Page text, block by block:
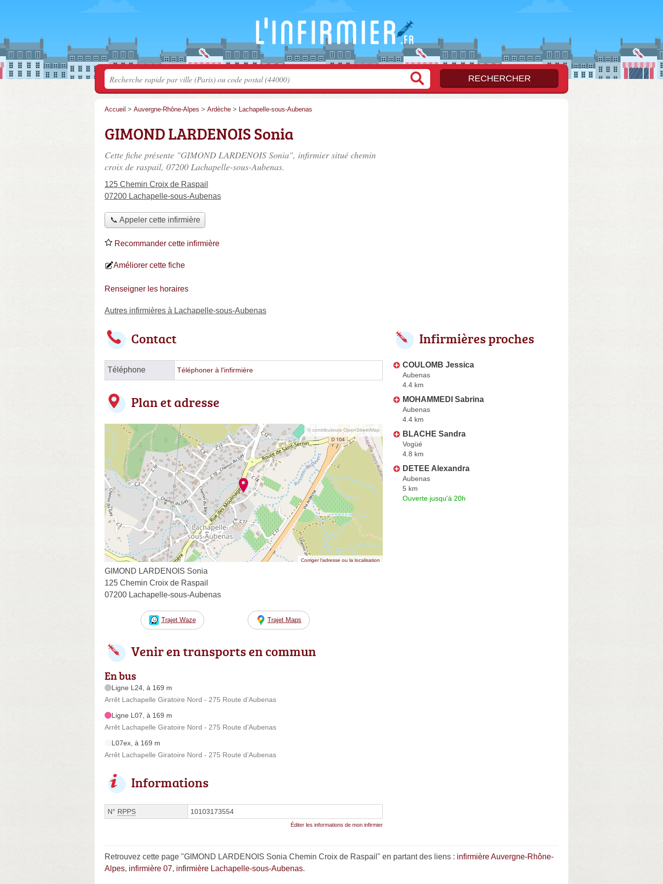
Accueil > Auvergne-Rhône-Alpes > Ardèche > Lachapelle-sous-Aubenas
GIMOND LARDENOIS Sonia
Cette fiche présente "GIMOND LARDENOIS Sonia", infirmier situé chemin
croix de raspail, 07200 Lachapelle-sous-Aubenas.
125 Chemin Croix de Raspail
07200 Lachapelle-sous-Aubenas
📞 Appeler cette infirmière
Recommander cette infirmière
Améliorer cette fiche
Renseigner les horaires
Autres infirmières à Lachapelle-sous-Aubenas
Contact
Téléphone Téléphoner à l'infirmière
Plan et adresse
© contributeurs OpenStreetMap
Corriger l’adresse ou la localisation
GIMOND LARDENOIS Sonia
125 Chemin Croix de Raspail
07200 Lachapelle-sous-Aubenas
Trajet Waze Trajet Maps
Venir en transports en commun
En bus
Ligne L24, à 169 m
Arrêt Lachapelle Giratoire Nord - 275 Route d’Aubenas
Ligne L07, à 169 m
Arrêt Lachapelle Giratoire Nord - 275 Route d’Aubenas
L07ex, à 169 m
Arrêt Lachapelle Giratoire Nord - 275 Route d’Aubenas
Informations
N° RPPS 10103173554
Éditer les informations de mon infirmier
Infirmières proches
COULOMB Jessica
Aubenas
4.4 km
MOHAMMEDI Sabrina
Aubenas
4.4 km
BLACHE Sandra
Vogüé
4.8 km
DETEE Alexandra
Aubenas
5 km
Ouverte jusqu'à 20h
Retrouvez cette page "GIMOND LARDENOIS Sonia Chemin Croix de Raspail" en partant des liens : infirmière Auvergne-Rhône-
Alpes, infirmière 07, infirmière Lachapelle-sous-Aubenas.